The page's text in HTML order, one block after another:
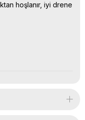
hoşlanır, iyi drene